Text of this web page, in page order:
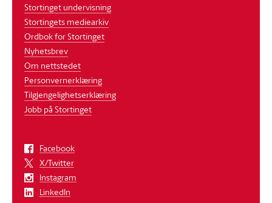
Stortinget undervisning
Stortingets mediearkiv
Ordbok for Stortinget
Nyhetsbrev
Om nettstedet
Personvernerklæring
Tilgjengelighetserklæring
Jobb på Stortinget
Facebook
X/Twitter
Instagram
LinkedIn